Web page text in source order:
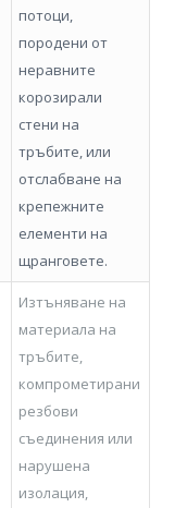
потоци,
породени от
неравните
корозирали
стени на
тръбите, или
отслабване на
крепежните
елементи на
щранговете.
Изтъняване на
материала на
тръбите,
компрометирани
резбови
съединения или
нарушена
изолация,